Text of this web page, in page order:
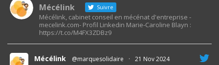
Mécélink Suivre
Mécélink, cabinet conseil en mécénat d'entreprise -
mecelink.com- Profil Linkedin Marie-Caroline Blayn :
https://t.co/M4FX3ZDBz9
Mécélink @marquesolidaire · 21 Nov 2024